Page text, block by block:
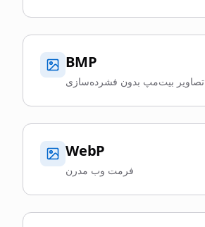
BMP
تصاویر بیت‌مپ بدون فشرده‌سازی
WebP
فرمت وب مدرن